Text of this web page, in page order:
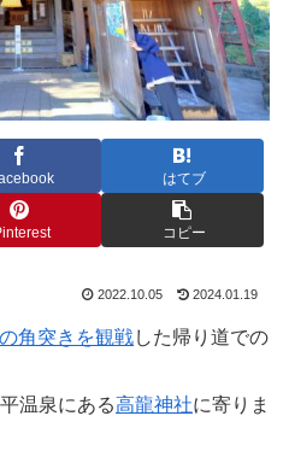
はてブ
コピー
2022.10.05 2024.01.19
角突きを観戦した帰り道での
温泉にある高龍神社に寄りま